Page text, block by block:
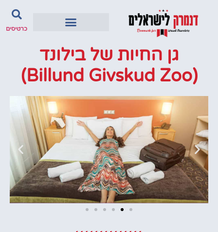
כרטיסים
גן החיות של בילונד
(Billund Givskud Zoo)